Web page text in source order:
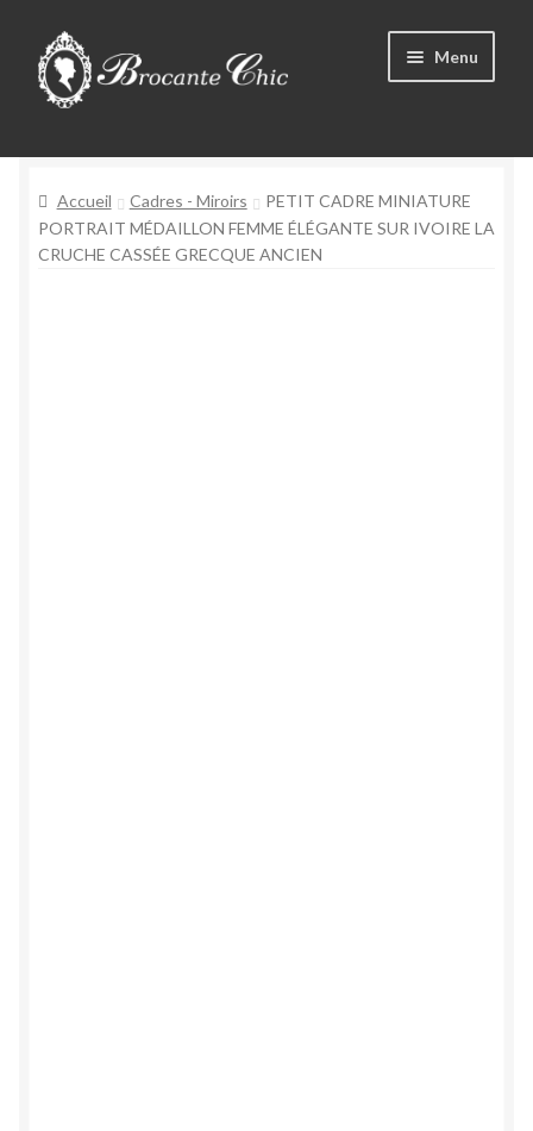
Aller
à
la
Aller
au
contenu
Menu
le
menu
enfant
Tous les produits
Ouvrir
le
Livre d’Or
Accueil Cadres - Miroirs
PETIT CADRE MINIATURE
PORTRAIT MÉDAILLON FEMME ÉLÉGANTE SUR IVOIRE LA
CRUCHE CASSÉE GRECQUE ANCIEN